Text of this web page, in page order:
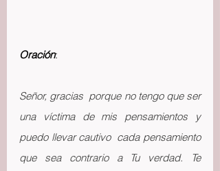
Oración:
Señor, gracias  porque no tengo que ser
una víctima de mis pensamientos y
puedo llevar cautivo  cada pensamiento
que sea contrario a Tu verdad. Te